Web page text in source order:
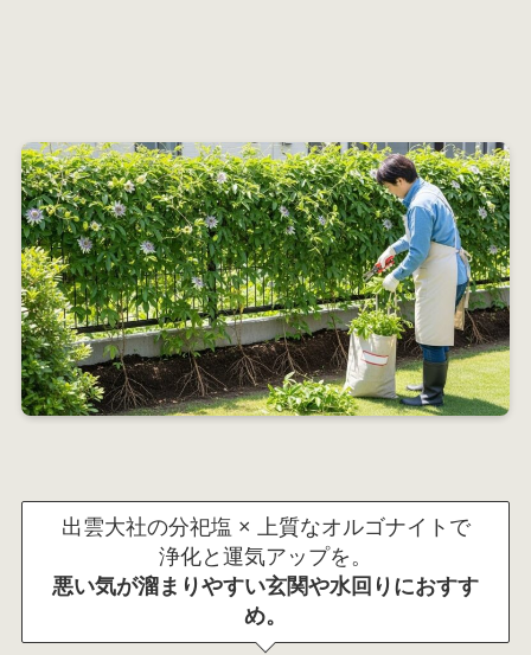
出雲大社の分祀塩 × 上質なオルゴナイトで
浄化と運気アップを。
悪い気が溜まりやすい玄関や水回りにおすす
め。